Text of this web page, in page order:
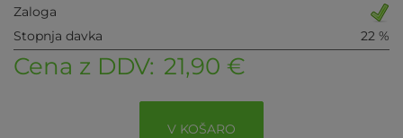
Zaloga
Stopnja davka
22 %
Cena z DDV: 21,90 €
V KOŠARO